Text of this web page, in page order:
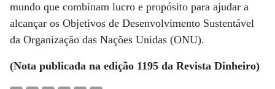
mundo que combinam lucro e propósito para ajudar a
alcançar os Objetivos de Desenvolvimento Sustentável
da Organização das Nações Unidas (ONU).
(Nota publicada na edição 1195 da Revista Dinheiro)